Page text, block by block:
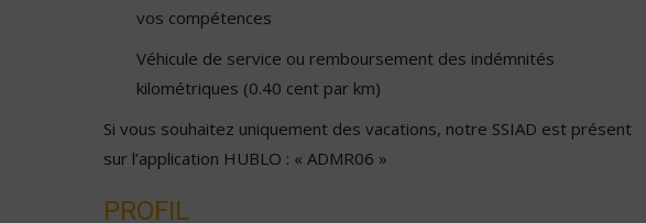
vos compétences
Véhicule de service ou remboursement des indémnités
kilométriques (0.40 cent par km)
Si vous souhaitez uniquement des vacations, notre SSIAD est présent
sur l’application HUBLO : « ADMR06 »
PROFIL